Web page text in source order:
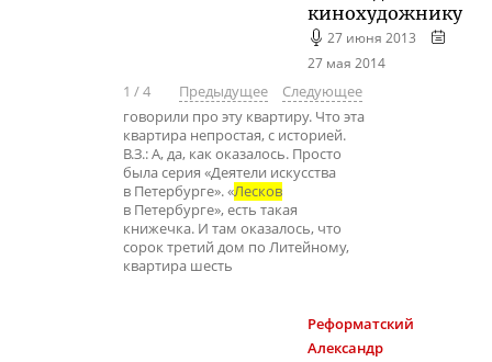
кинохудожнику
27 июня 2013
27 мая 2014
1 /4 Предыдущее
Следующее
говорили про эту квартиру. Что эта
квартира непростая, с историей.
В.З.: А, да, как оказалось. Просто
была серия «Деятели искусства
в Петербурге». «Лесков
в Петербурге», есть такая
книжечка. И там оказалось, что
сорок третий дом по Литейному,
квартира шесть
Реформатский
Александр